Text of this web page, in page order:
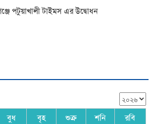
পটুয়াখালী টাইমস এর উদ্বোধন
বুধ বৃহ শুক্র শনি রবি